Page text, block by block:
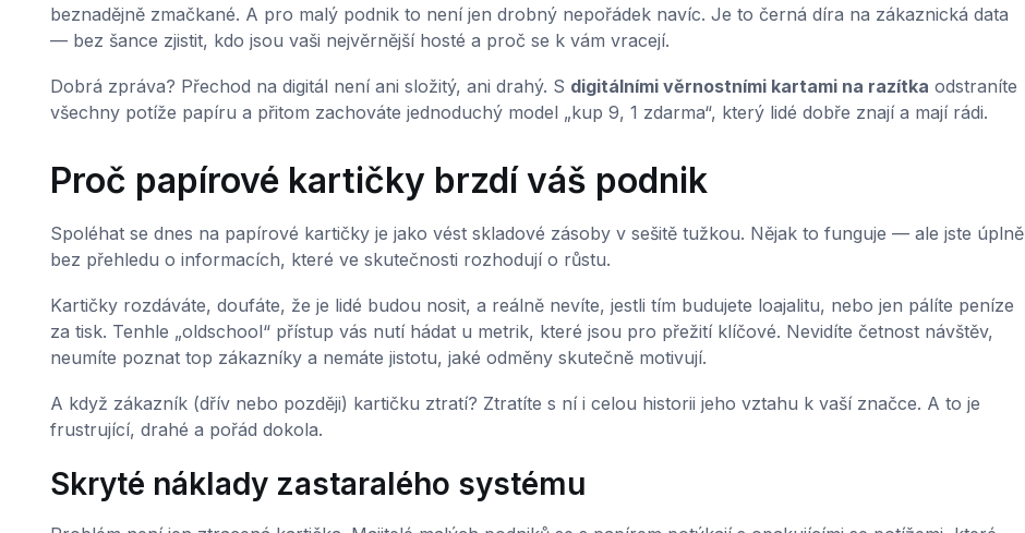
beznadějně zmačkané. A pro malý podnik to není jen drobný nepořádek navíc. Je to černá díra na zákaznická data
— bez šance zjistit, kdo jsou vaši nejvěrnější hosté a proč se k vám vracejí.
Dobrá zpráva? Přechod na digitál není ani složitý, ani drahý. S digitálními věrnostními kartami na razítka odstraníte
všechny potíže papíru a přitom zachováte jednoduchý model „kup 9, 1 zdarma“, který lidé dobře znají a mají rádi.
Proč papírové kartičky brzdí váš podnik
Spoléhat se dnes na papírové kartičky je jako vést skladové zásoby v sešitě tužkou. Nějak to funguje — ale jste úplně
bez přehledu o informacích, které ve skutečnosti rozhodují o růstu.
Kartičky rozdáváte, doufáte, že je lidé budou nosit, a reálně nevíte, jestli tím budujete loajalitu, nebo jen pálíte peníze
za tisk. Tenhle „oldschool“ přístup vás nutí hádat u metrik, které jsou pro přežití klíčové. Nevidíte četnost návštěv,
neumíte poznat top zákazníky a nemáte jistotu, jaké odměny skutečně motivují.
A když zákazník (dřív nebo později) kartičku ztratí? Ztratíte s ní i celou historii jeho vztahu k vaší značce. A to je
frustrující, drahé a pořád dokola.
Skryté náklady zastaralého systému